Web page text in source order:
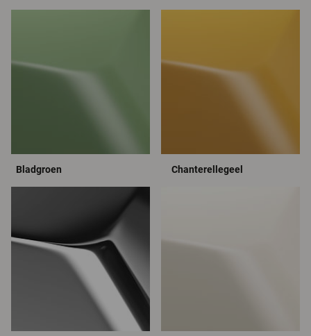
Bladgroen Chanterellegeel